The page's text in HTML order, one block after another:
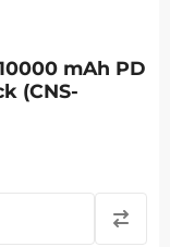
mAh PD
(CNS-